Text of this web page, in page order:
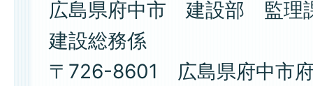
広島県府中市 建設部 監理
建設総務係
〒726-8601 広島県府中市